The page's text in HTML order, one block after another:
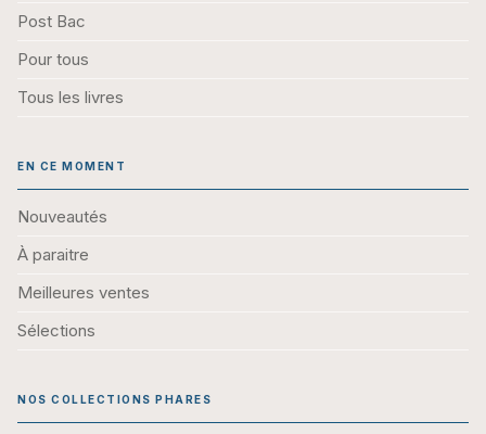
Post Bac
Pour tous
Tous les livres
EN CE MOMENT
Nouveautés
À paraitre
Meilleures ventes
Sélections
NOS COLLECTIONS PHARES